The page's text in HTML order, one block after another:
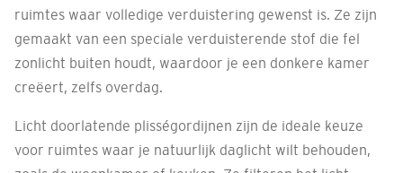
ruimtes waar volledige verduistering gewenst is. Ze zijn
gemaakt van een speciale verduisterende stof die fel
zonlicht buiten houdt, waardoor je een donkere kamer
creëert, zelfs overdag.
Licht doorlatende plisségordijnen zijn de ideale keuze
voor ruimtes waar je natuurlijk daglicht wilt behouden,